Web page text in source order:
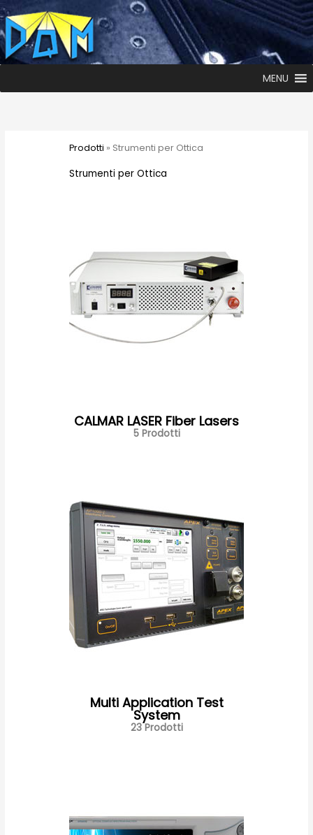
MENU
Prodotti » Strumenti per Ottica
Strumenti per Ottica
CALMAR LASER Fiber Lasers
5 Prodotti
Multi Application Test
System
23 Prodotti